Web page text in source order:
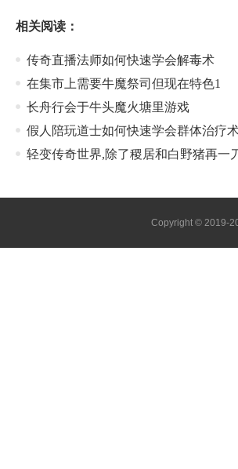
相关阅读：
传奇直播法师如何快速学会解毒术
在集市上需要牛魔祭司但现在特色1
长舟行会于牛头魔火塘里游戏
假人陪玩道士如何快速学会群体治疗
轻变传奇世界,除了稷居和白野猪再一
Copyright © 2019-